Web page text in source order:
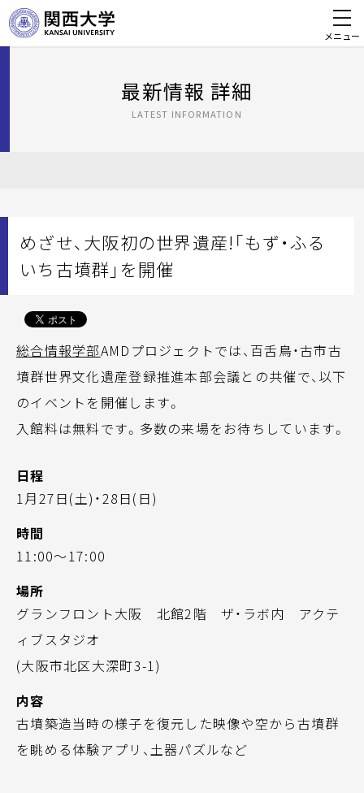
メニュー
最新情報 詳細
LATEST INFORMATION
めざせ、大阪初の世界遺産!「もず・ふる
いち古墳群」を開催
総合情報学部AMDプロジェクトでは、百舌鳥・古市古
墳群世界文化遺産登録推進本部会議との共催で、以下
のイベントを開催します。
入館料は無料です。多数の来場をお待ちしています。
日程
1月27日(土)・28日(日)
時間
11:00～17:00
場所
グランフロント大阪 北館2階 ザ・ラボ内 アクテ
ィブスタジオ
(大阪市北区大深町3-1)
内容
古墳築造当時の様子を復元した映像や空から古墳群
を眺める体験アプリ、土器パズルなど